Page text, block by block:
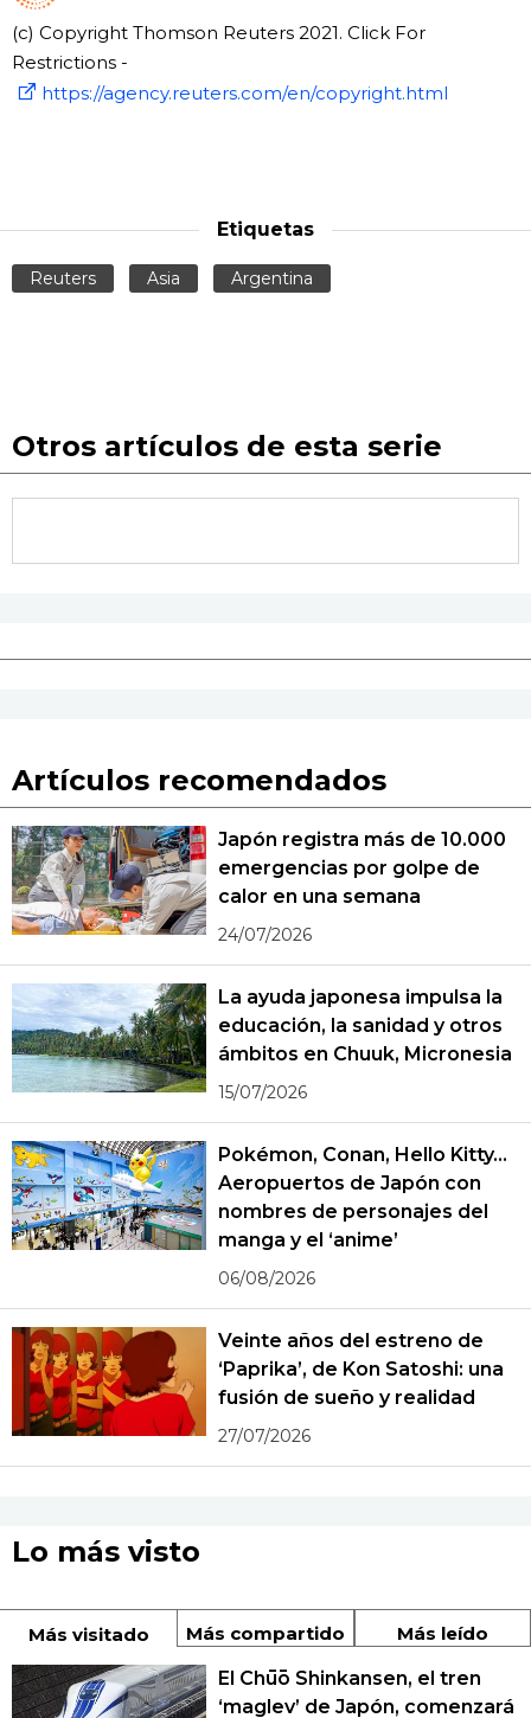
(c) Copyright Thomson Reuters 2021. Click For
Restrictions -
https://agency.reuters.com/en/copyright.html
Etiquetas
Reuters Asia Argentina
Otros artículos de esta serie
Artículos recomendados
Japón registra más de 10.000
emergencias por golpe de
calor en una semana
24/07/2026
La ayuda japonesa impulsa la
educación, la sanidad y otros
ámbitos en Chuuk, Micronesia
15/07/2026
Pokémon, Conan, Hello Kitty...
Aeropuertos de Japón con
nombres de personajes del
manga y el ‘anime’
06/08/2026
Veinte años del estreno de
‘Paprika’, de Kon Satoshi: una
fusión de sueño y realidad
27/07/2026
Lo más visto
Más visitado Más compartido Más leído
El Chūō Shinkansen, el tren
‘maglev’ de Japón, comenzará